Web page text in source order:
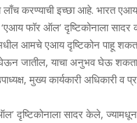
करण्‍याची इच्‍छा आहे. भारत
फॉर ऑल’ दृष्टिकोनाला
आमचे एआय दृष्टिकोन पाहू
घेऊन जातील, याचा अनुभव घेऊ
मुख्‍य कार्यकारी अधिकारी व
दृष्टिकोनाला सादर केले,